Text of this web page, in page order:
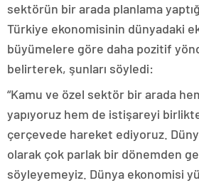
sektörün bir arada planlama
Türkiye ekonomisinin dünyadaki
büyümelere göre daha pozitif
belirterek, şunları söyledi:
“Kamu ve özel sektör bir arada
yapıyoruz hem de istişareyi
çerçevede hareket ediyoruz.
olarak çok parlak bir dönemden
söyleyemeyiz. Dünya ekonomisi